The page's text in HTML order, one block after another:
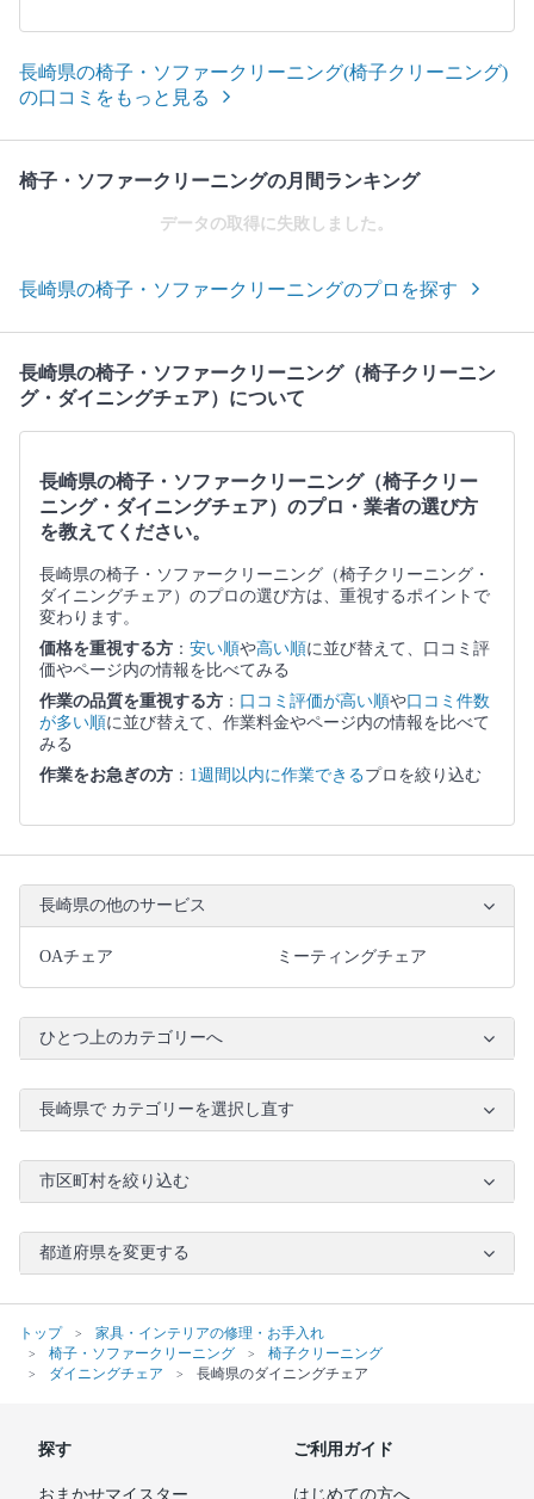
長崎県の椅子・ソファークリーニング(椅子クリーニング)
の口コミをもっと見る
椅子・ソファークリーニングの月間ランキング
データの取得に失敗しました。
長崎県の椅子・ソファークリーニングのプロを探す
長崎県の椅子・ソファークリーニング（椅子クリーニン
グ・ダイニングチェア）について
長崎県の椅子・ソファークリーニング（椅子クリー
ニング・ダイニングチェア）のプロ・業者の選び方
を教えてください。
長崎県の椅子・ソファークリーニング（椅子クリーニング・
ダイニングチェア）のプロの選び方は、重視するポイントで
変わります。
価格を重視する方 ： 安い順や高い順に並び替えて、口コミ評
価やページ内の情報を比べてみる
作業の品質を重視する方 ： 口コミ評価が高い順や口コミ件数
が多い順に並び替えて、作業料金やページ内の情報を比べて
みる
作業をお急ぎの方 ： 1週間以内に作業できるプロを絞り込む
長崎県の他のサービス
OAチェア ミーティングチェア
ひとつ上のカテゴリーへ
長崎県で カテゴリーを選択し直す
市区町村を絞り込む
都道府県を変更する
トップ
家具・インテリアの修理・お手入れ
椅子・ソファークリーニング
椅子クリーニング
ダイニングチェア
長崎県のダイニングチェア
探す
おまかせマイスター
ご利用ガイド
はじめての方へ